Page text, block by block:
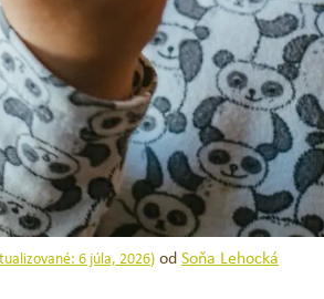
6 júla, 2026) odSoňa Lehocká
Set na prvé zúbky